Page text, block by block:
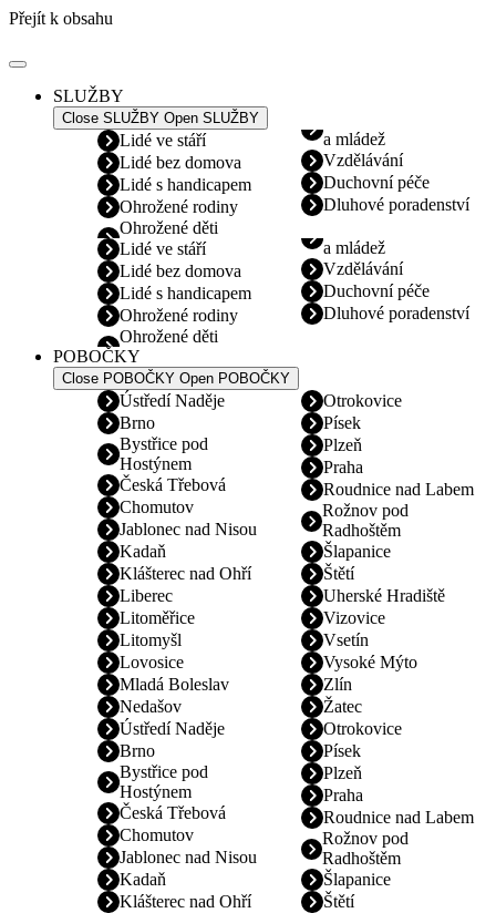
Přejít k obsahu
SLUŽBY
Close SLUŽBY Open SLUŽBY
Lidé ve stáří
Lidé bez domova
Lidé s handicapem
Ohrožené rodiny
Ohrožené děti
a mládež
Vzdělávání
Duchovní péče
Dluhové poradenství
Lidé ve stáří
Lidé bez domova
Lidé s handicapem
Ohrožené rodiny
Ohrožené děti
a mládež
Vzdělávání
Duchovní péče
Dluhové poradenství
POBOČKY
Close POBOČKY Open POBOČKY
Ústředí Naděje
Brno
Bystřice pod
Hostýnem
Česká Třebová
Chomutov
Jablonec nad Nisou
Kadaň
Klášterec nad Ohří
Liberec
Litoměřice
Litomyšl
Lovosice
Mladá Boleslav
Nedašov
Otrokovice
Písek
Plzeň
Praha
Roudnice nad Labem
Rožnov pod
Radhoštěm
Šlapanice
Štětí
Uherské Hradiště
Vizovice
Vsetín
Vysoké Mýto
Zlín
Žatec
Ústředí Naděje
Brno
Bystřice pod
Hostýnem
Česká Třebová
Chomutov
Jablonec nad Nisou
Kadaň
Klášterec nad Ohří
Otrokovice
Písek
Plzeň
Praha
Roudnice nad Labem
Rožnov pod
Radhoštěm
Šlapanice
Štětí